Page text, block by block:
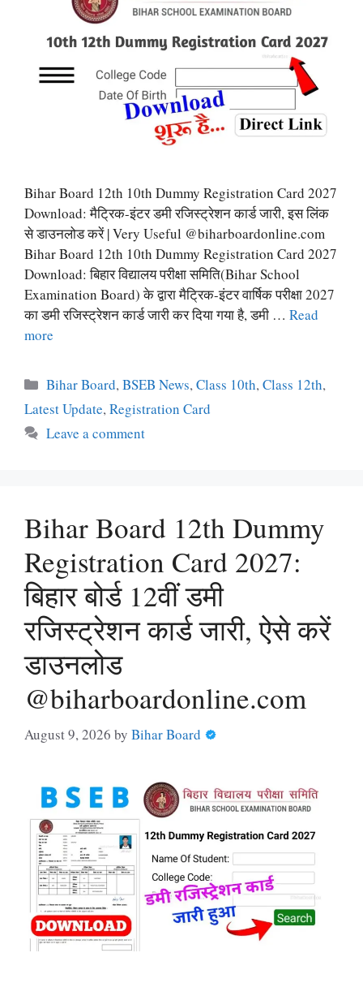
Bihar Board 12th 10th Dummy Registration Card 2027
Download: मैट्रिक-इंटर डमी रजिस्ट्रेशन कार्ड जारी, इस लिंक
से डाउनलोड करें | Very Useful @biharboardonline.com
Bihar Board 12th 10th Dummy Registration Card 2027
Download: बिहार विद्यालय परीक्षा समिति(Bihar School
Examination Board) के द्वारा मैट्रिक-इंटर वार्षिक परीक्षा 2027
का डमी रजिस्ट्रेशन कार्ड जारी कर दिया गया है, डमी … Read
more
Categories
Bihar Board,BSEB News,Class 10th,Class 12th,
Latest Update,Registration Card
Leave a comment
Bihar Board 12th Dummy
Registration Card 2027:
बिहार बोर्ड 12वीं डमी
रजिस्ट्रेशन कार्ड जारी, ऐसे करें
डाउनलोड
@biharboardonline.com
August 9, 2026 by Bihar Board